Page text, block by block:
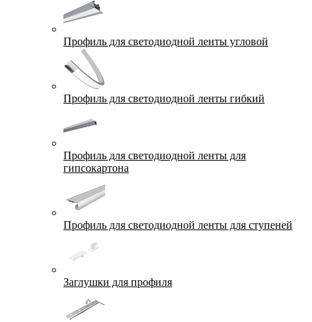
Профиль для светодиодной ленты угловой
Профиль для светодиодной ленты гибкий
Профиль для светодиодной ленты для
гипсокартона
Профиль для светодиодной ленты для ступеней
Заглушки для профиля